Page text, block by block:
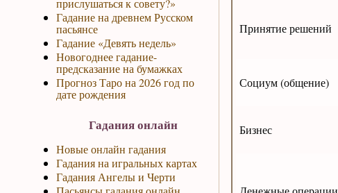
прислушаться к совету?»
Гадание на древнем Русском
пасьянсе
Гадание «Девять недель»
Новогоднее гадание-
предсказание на бумажках
Прогноз Таро на 2026 год по
дате рождения
Гадания онлайн
Новые онлайн гадания
Гадания на игральных картах
Гадания Ангелы и Черти
Принятие решений
Социум (общение)
Бизнес